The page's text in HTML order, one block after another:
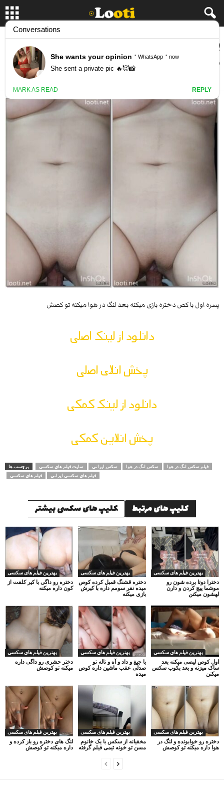
پسره اول با کص دختره بازی میکنه بعد لنگ در
هوا میکنه تو کصش
پسره اول با کص دختره بازی میکنه بعد لنگ در هوا میکنه تو کصش
دانلود از لینک اصلی
پخش انلای اصلی
دانلود از لینک کمکی
پخش انلاین کمکی
برچسب ها سایت فیلم های سکسی سکس ایرانی سکس لنگ در هوا
فیلم سکس لنگ در هوا
فیلم های سکسی
فیلم های سکسی ایرانی
کلیپ های مرتبط کلیپ های سکسی بیشتر
بهترین فیلم های سکسی
دختره رو داگی با کیر کلفت از
کون داره میکنه
بهترین فیلم های سکسی
دختره قشنگ قمبل کرده کوص
میده نفر سومم داره با کیرش
بازی میکنه
بهترین فیلم های سکسی
دخترا دوتا برده شون رو
موشما پیچ کردن و دارن
لهشون میکنن
بهترین فیلم های سکسی
دختر حشری رو داگی داره
میکنه تو کوصش
بهترین فیلم های سکسی
با جیغ و داد و آه و ناله تو
صدلی عقب ماشین داره کوص
میده
بهترین فیلم های سکسی
اول کوص لیصی میکنه بعد
ساک میزنه و بعد بکوب سکس
میکنن
بهترین فیلم های سکسی
لنگ های دختره رو باز کرده و
داره میکنه تو کوصش
بهترین فیلم های سکسی
مخفیانه از سکس با یک خانوم
مسن تو خونه تیمی فیلم گرفته
بهترین فیلم های سکسی
دختره رو خوابونده و لنگ در
هوا داره میکنه تو کوصش